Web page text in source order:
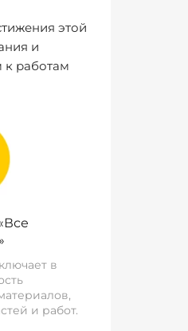
этой
и
к работам
в
и работ.